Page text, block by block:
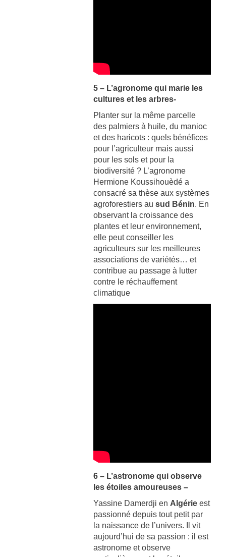
5 – L’agronome qui marie les
cultures et les arbres-
Planter sur la même parcelle
des palmiers à huile, du manioc
et des haricots : quels bénéfices
pour l’agriculteur mais aussi
pour les sols et pour la
biodiversité ? L’agronome
Hermione Koussihouèdé a
consacré sa thèse aux systèmes
agroforestiers ausud Bénin. En
observant la croissance des
plantes et leur environnement,
elle peut conseiller les
agriculteurs sur les meilleures
associations de variétés… et
contribue au passage à lutter
contre le réchauffement
climatique
6 – L’astronome qui observe
les étoiles amoureuses –
Yassine Damerdji en Algérie est
passionné depuis tout petit par
la naissance de l’univers. Il vit
aujourd’hui de sa passion : il est
astronome et observe